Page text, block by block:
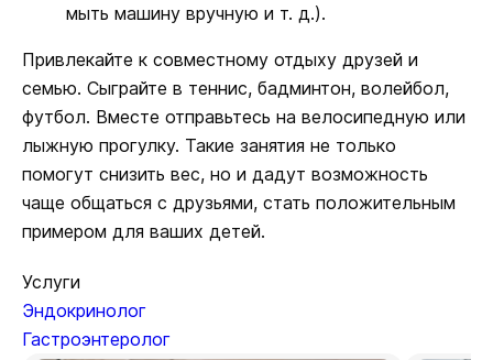
мыть машину вручную и т. д.).
Привлекайте к совместному отдыху друзей и
семью. Сыграйте в теннис, бадминтон, волейбол,
футбол. Вместе отправьтесь на велосипедную или
лыжную прогулку. Такие занятия не только
помогут снизить вес, но и дадут возможность
чаще общаться с друзьями, стать положительным
примером для ваших детей.
Услуги
Эндокринолог
Гастроэнтеролог